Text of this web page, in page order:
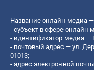
Название онлайн медиа —
- субъект в сфере онлайн
- идентификатор медиа —
- почтовый адрес — ул.
01013;
- адрес электронной